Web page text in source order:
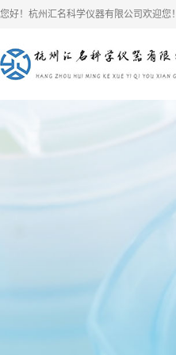
您好！杭州汇名科学仪器有限公司欢迎您！